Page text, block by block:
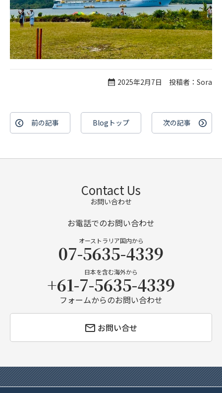
2025年2月7日 投稿者：Sora
前の記事 Blogトップ 次の記事
Contact Us
お問い合わせ
お電話でのお問い合わせ
オーストラリア国内から
07-5635-4339
日本を含む海外から
+61-7-5635-4339
フォームからのお問い合わせ
お問い合せ